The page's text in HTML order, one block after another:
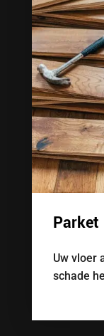
Parket
Uw vloer
schade